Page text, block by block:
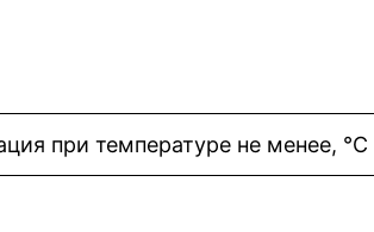
при температуре не менее, °С